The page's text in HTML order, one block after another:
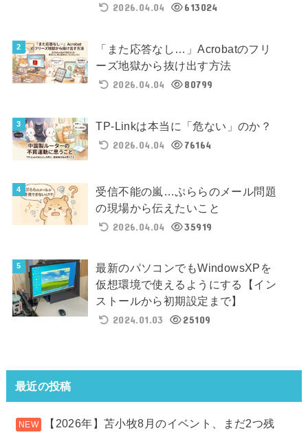
2026.04.04
613024
「また応答なし…」Acrobatのフリ
ーズ地獄から抜け出す方法
2026.04.04
80799
TP-Linkは本当に「危ない」のか？
2026.04.04
76164
受信不能の嵐…ぷららのメール問題
の現場から伝えたいこと
2026.04.04
35919
最新のパソコンでもWindowsXPを
仮想環境で使えるようにする【イン
ストールから初期設定まで】
2024.01.03
25109
最近の投稿
【2026年】苫小牧8月のイベント、まだ2つ残